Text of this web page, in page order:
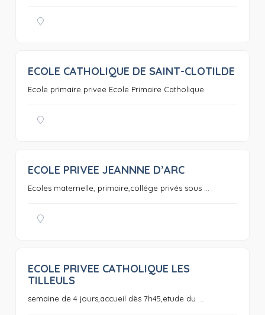
0
ECOLE CATHOLIQUE DE SAINT-CLOTILDE
Ecole primaire privee Ecole Primaire Catholique
ECOLE PRIVEE JEANNNE D’ARC
Ecoles maternelle, primaire,collége privés sous ...
ECOLE PRIVEE CATHOLIQUE LES
TILLEULS
semaine de 4 jours,accueil dès 7h45,etude du ...